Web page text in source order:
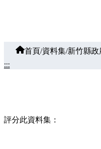
首頁/資料集/新竹縣政
:::
評分此資料集：